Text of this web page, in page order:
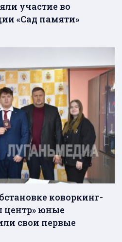
участие во
«Сад памяти»
коворкинг-
центр» юные
свои первые